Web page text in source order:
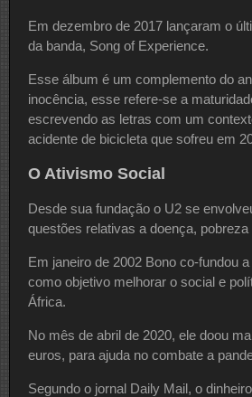
Em dezembro de 2017 lançaram o
da banda, Song of Experience.
Esse álbum é um complemento do
inocência, esse refere-se a
escrevendo as letras com um
acidente de bicicleta que sofreu em
O Ativismo Social
Desde sua fundação o U2 se
questões relativas a doença,
Em janeiro de 2002 Bono co-fundou
como objetivo melhorar o social e
África.
No mês de abril de 2020, ele doou
euros, para ajuda no combate a
Segundo o jornal Daily Mail, o